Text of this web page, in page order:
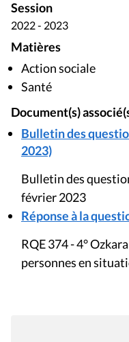
Session
2022 - 2023
Matières
Action sociale
Santé
Document(s)
Bulletin des
2023)
Bulletin des
février 2023
Réponse à la
RQE 374 - 4°
personnes en